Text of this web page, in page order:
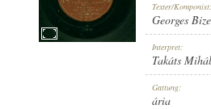
1906 KÖRÜL
Texter/Komponist:
Georges
Interpret:
Takáts
Gattung:
ária